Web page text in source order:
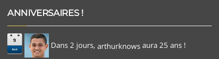
ANNIVERSAIRES !
9
Aoû Dans 2 jours, arthurknows aura 25 ans !